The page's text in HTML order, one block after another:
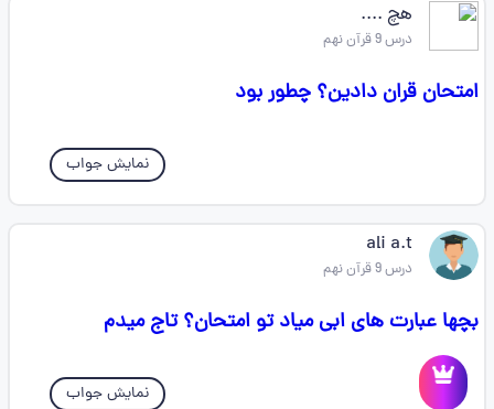
هچ ....
درس 9 قرآن نهم
امتحان قران دادین؟ چطور بود
نمایش جواب
ali a.t
درس 9 قرآن نهم
بچها عبارت های ابی میاد تو امتحان؟ تاج میدم
نمایش جواب